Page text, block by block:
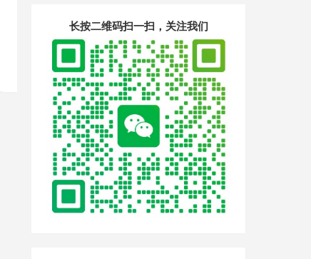
长按二维码扫一扫，关注我们